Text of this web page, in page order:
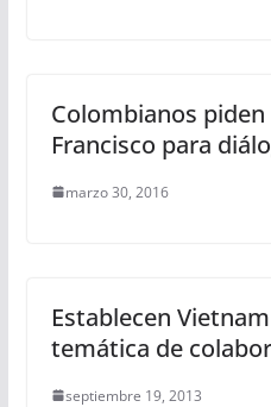
Colombianos piden
Francisco para
marzo 30, 2016
Establecen
temática de
septiembre 19, 2013